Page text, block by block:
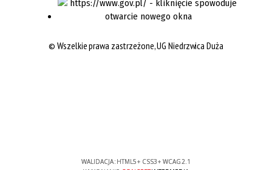
©Wszelkie prawa zastrzeżone, UG Niedrzwica Duża
WALIDACJA: HTML5+ CSS3+ WCAG 2.1